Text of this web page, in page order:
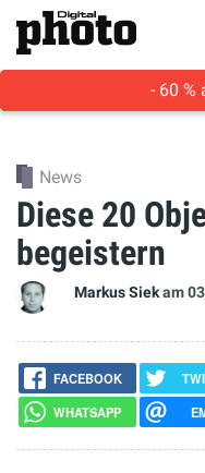
- 60 %
News
Diese 20
begeistern
Markus Siekam
FACEBOOK
WHATSAPP